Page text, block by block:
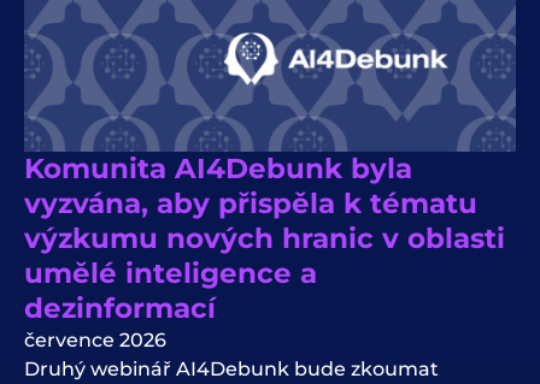
Komunita AI4Debunk byla
vyzvána, aby přispěla k tématu
výzkumu nových hranic v oblasti
umělé inteligence a
dezinformací
července 2026
Druhý webinář AI4Debunk bude zkoumat